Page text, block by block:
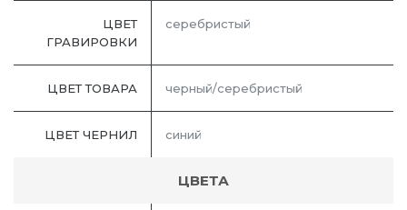
ЦВЕТ
ГРАВИРОВКИ
серебристый
ЦВЕТ ТОВАРА черный/серебристый
ЦВЕТ ЧЕРНИЛ синий
ЦВЕТА